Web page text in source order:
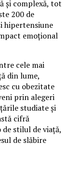
și complexă, tot
200 de
hipertensiune
emoțional
cele mai
din lume,
cu obezitate
prin alegeri
studiate și
cifră
de stilul de viață,
de slăbire